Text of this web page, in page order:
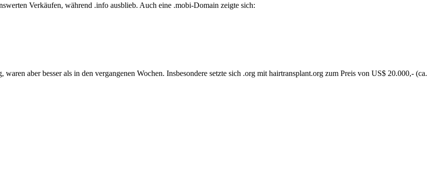
Verkäufen, während .info ausblieb. Auch eine .mobi-Domain zeigte sich:
aber besser als in den vergangenen Wochen. Insbesondere setzte sich .org mit hairtransplant.org zum Preis von US$ 20.000,- (ca.